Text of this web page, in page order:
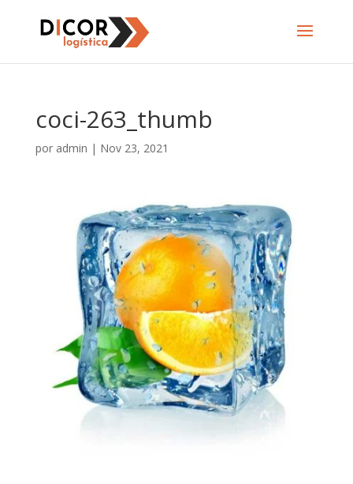
coci-263_thumb
por admin | Nov 23, 2021